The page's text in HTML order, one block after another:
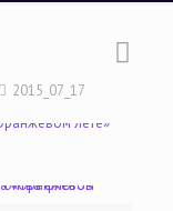
2015_07_17